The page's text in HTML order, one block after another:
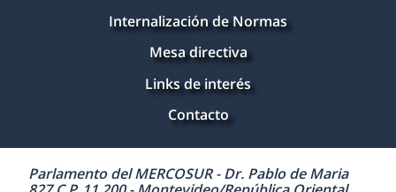
Internalización de Normas
Mesa directiva
Links de interés
Contacto
Parlamento del MERCOSUR - Dr. Pablo de Maria